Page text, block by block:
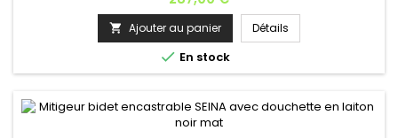
calcaire.Matière: laiton Finition: gris métal brossé .5: pas 150
mm Cartouche: KA2502 , 25 mm Profondeur: ≈11,8 cm Hauteur:
≈15,7 cm Longueur du flexible: 100 cm Poids: 1,5 kg Installation:
sur le bidet...
 Ajouter au panier Détails
 En stock